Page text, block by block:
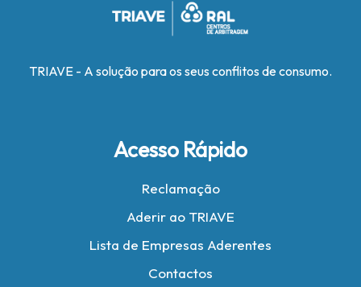
TRIAVE - A solução para os seus conflitos de consumo.
Acesso Rápido
Reclamação
Aderir ao TRIAVE
Lista de Empresas Aderentes
Contactos